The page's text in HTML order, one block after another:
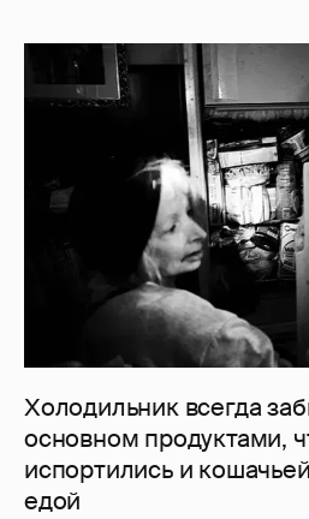
Холодильник всегда
основном продуктами,
испортились и
едой